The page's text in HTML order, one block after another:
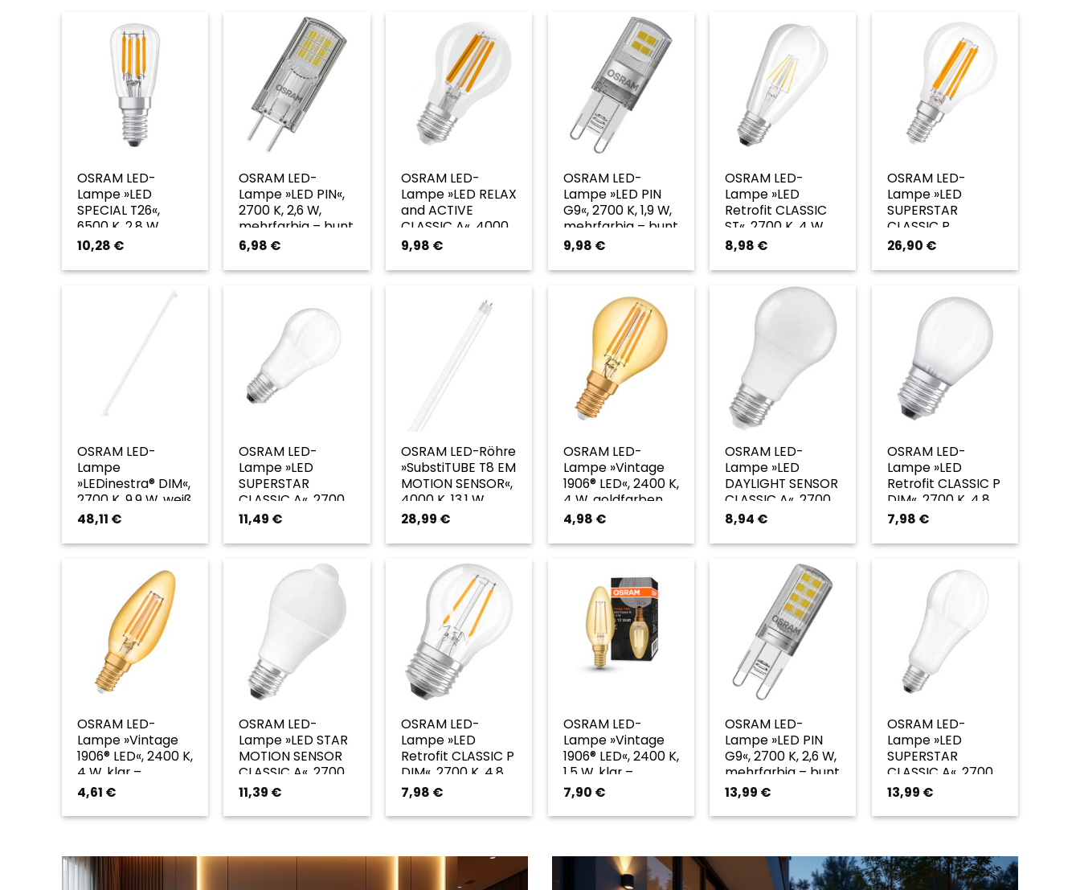
OSRAM LED-
Lampe »LED
SPECIAL T26«,
6500 K, 2,8 W,
transparent
10,28 €
OSRAM LED-
Lampe »LED PIN«,
2700 K, 2,6 W,
mehrfarbig – bunt
6,98 €
OSRAM LED-
Lampe »LED RELAX
and ACTIVE
CLASSIC A«, 4000
K, 7 W, klar –
9,98 €
OSRAM LED-
Lampe »LED PIN
G9«, 2700 K, 1,9 W,
mehrfarbig – bunt
9,98 €
OSRAM LED-
Lampe »LED
Retrofit CLASSIC
ST«, 2700 K, 4 W,
klar – transparent
8,98 €
OSRAM LED-
Lampe »LED
SUPERSTAR
CLASSIC P
GLOWdim«, 2700
transparent
26,90 €
OSRAM LED-
Lampe
»LEDinestra® DIM«,
2700 K, 9,9 W, weiß
– weiss
48,11 €
OSRAM LED-
Lampe »LED
SUPERSTAR
CLASSIC A«, 2700
K, 14 W, weiß –
weiss
11,49 €
OSRAM LED-Röhre
»SubstiTUBE T8 EM
MOTION SENSOR«,
4000 K, 13,1 W,
weiß – weiss
28,99 €
OSRAM LED-
Lampe »Vintage
1906® LED«, 2400 K,
4 W, goldfarben
4,98 €
OSRAM LED-
Lampe »LED
DAYLIGHT SENSOR
CLASSIC A«, 2700
K, 8,8 W, weiß –
weiss
8,94 €
OSRAM LED-
Lampe »LED
Retrofit CLASSIC P
DIM«, 2700 K, 4,8
W, weiß – weiss
7,98 €
OSRAM LED-
Lampe »Vintage
1906® LED«, 2400 K,
4 W, klar –
transparent
4,61 €
OSRAM LED-
Lampe »LED STAR
MOTION SENSOR
CLASSIC A«, 2700
K, 8,8 W, weiß –
weiss
11,39 €
OSRAM LED-
Lampe »LED
Retrofit CLASSIC P
DIM«, 2700 K, 4,8
W, klar –
transparent
7,98 €
OSRAM LED-
Lampe »Vintage
1906® LED«, 2400 K,
1,5 W, klar –
transparent
7,90 €
OSRAM LED-
Lampe »LED PIN
G9«, 2700 K, 2,6 W,
mehrfarbig – bunt
13,99 €
OSRAM LED-
Lampe »LED
SUPERSTAR
CLASSIC A«, 2700
K, 20 W, weiß –
weiss
13,99 €